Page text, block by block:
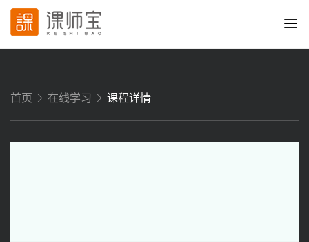
首页 在线学习 课程详情